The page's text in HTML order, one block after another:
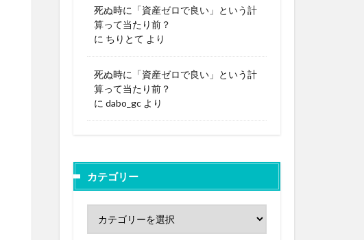
死ぬ時に「資産ゼロで良い」という計
算って当たり前？
に ちりとて より
死ぬ時に「資産ゼロで良い」という計
算って当たり前？
に dabo_gc より
カテゴリー